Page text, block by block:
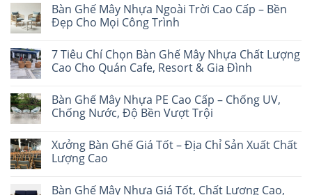
Bàn Ghế Mây Nhựa Ngoài Trời Cao Cấp – Bền
Đẹp Cho Mọi Công Trình
7 Tiêu Chí Chọn Bàn Ghế Mây Nhựa Chất Lượng
Cao Cho Quán Cafe, Resort & Gia Đình
Bàn Ghế Mây Nhựa PE Cao Cấp – Chống UV,
Chống Nước, Độ Bền Vượt Trội
Xưởng Bàn Ghế Giá Tốt – Địa Chỉ Sản Xuất Chất
Lượng Cao
Bàn Ghế Mây Nhựa Giá Tốt, Chất Lượng Cao,